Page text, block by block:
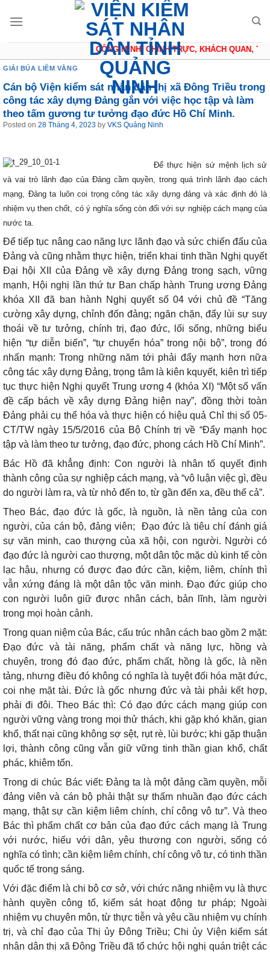
CÔNG MINH, CHÍNH TRỰC, KHÁCH QUAN, THẬN
GIẢI BÚA LIỀM VÀNG
Cán bộ Viện kiểm sát nhân dân thị xã Đông Triều trong
công tác xây dựng Đảng gắn với việc học tập và làm
theo tấm gương tư tưởng đạo đức Hồ Chí Minh.
Posted on 28 Tháng 4, 2023 by VKS Quảng Ninh
Để thực hiện sứ mệnh lịch sử
và vai trò lãnh đạo của Đảng cầm quyền, trong quá trình lãnh đạo cách
mạng, Đảng ta luôn coi trọng công tác xây dựng đảng và xác định đó là
nhiệm vụ then chốt, có ý nghĩa sống còn đối với sự nghiệp cách mạng của
nước ta.
Để tiếp tục nâng cao năng lực lãnh đạo và sức chiến đấu của
Đảng và cũng nhằm thực hiện, triển khai tinh thần Nghị quyết
Đại hội XII của Đảng về xây dựng Đảng trong sạch, vững
mạnh, Hội nghị lần thứ tư Ban chấp hành Trung ương Đảng
khóa XII đã ban hành Nghị quyết số 04 với chủ đề “Tăng
cường xây dựng, chỉnh đốn đảng; ngăn chặn, đẩy lùi sự suy
thoái về tư tưởng, chính trị, đạo đức, lối sống, những biểu
hiện “tự diễn biến”, “tự chuyển hóa” trong nội bộ”, trong đó
nhấn mạnh: Trong những năm tới phải đẩy mạnh hơn nữa
công tác xây dựng Đảng, trọng tâm là kiên kquyết, kiên trì tiếp
tục thực hiện Nghị quyết Trung ương 4 (khóa XI) “Một số vấn
đề cấp bách về xây dựng Đảng hiện nay”, đồng thời toàn
Đảng phải cụ thể hóa và thực hiện có hiệu quả Chỉ thị số 05-
CT/TW ngày 15/5/2016 của Bộ Chính trị về “Đẩy mạnh học
tập và làm theo tư tưởng, đạo đức, phong cách Hồ Chí Minh”.
Bác Hồ đã khẳng định: Con người là nhân tố quyết định
thành công của sự nghiệp cách mạng, và “vô luận việc gì, đều
do người làm ra, và từ nhỏ đến to, từ gần đến xa, đều thế cả”.
Theo Bác, đạo đức là gốc, là nguồn, là nền tảng của con
người, của cán bộ, đảng viên;
Đạo đức là tiêu chí đánh giá
sự văn minh, cao thượng của xã hội, con người. Người có
đạo đức là người cao thượng, một dân tộc mặc dù kinh tế còn
lạc hậu, nhưng có được đạo đức cần, kiệm, liêm, chính thì
vẫn xứng đáng là một dân tộc văn minh. Đạo đức giúp cho
con người luôn giữ được nhân cách, bản lĩnh, làm người
trong mọi hoàn cảnh.
Trong quan niệm của Bác, cấu trúc nhân cách bao gồm 2 mặt:
Đạo đức và tài năng, phẩm chất và năng lực, hồng và
chuyên, trong đó đạo đức, phẩm chất, hồng là gốc, là nền
tảng, nhưng điều đó không có nghĩa là tuyệt đối hóa mặt đức,
coi nhẹ mặt tài. Đức là gốc nhưng đức và tài phải kết hợp,
phải đi đôi. Theo Bác thì: Có đạo đức cách mạng giúp con
người vững vàng trong mọi thử thách, khi gặp khó khăn, gian
khổ, thất nại cũng không sợ sệt, rụt rè, lùi bước; khi gặp thuận
lợi, thành công cũng vẫn giữ vững tinh thần gian khổ, chất
phác, khiêm tốn.
Trong di chúc Bác viết: Đảng ta là một đảng cầm quyền, mỗi
đảng viên và cán bộ phải thật sự thấm nhuần đạo đức cách
mạng, thật sự cần kiệm liêm chính, chí công vô tư”. Và theo
Bác thì phẩm chất cơ bản của đạo đức cách mạng là Trung
với nước, hiếu với dân, yêu thương con người, sống có
nghĩa có tình; cần kiệm liêm chính, chí công vô tư, có tinh thần
quốc tế trong sáng.
Với đặc điểm là chi bộ cơ sở, với chức năng nhiệm vụ là thực
hành quyền công tố, kiểm sát hoạt động tư pháp; Ngoài
nhiệm vụ chuyên môn, từ thực tiễn và yêu cầu nhiệm vụ chính
trị, và chỉ đạo của Thị ủy Đông Triều; Chi ủy Viện kiểm sát
nhân dân thị xã Đông Triều đã tổ chức hội nghị quán triệt các